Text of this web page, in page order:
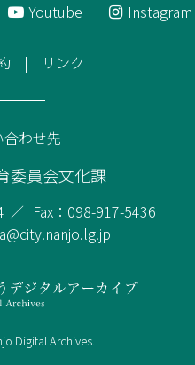
Youtube Instagram
リンク
合わせ先
委員会文化課
Fax：098-917-5436
Digital Archives.